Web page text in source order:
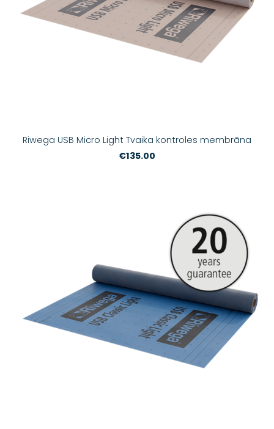
Riwega USB Micro Light Tvaika kontroles membrāna
€135.00